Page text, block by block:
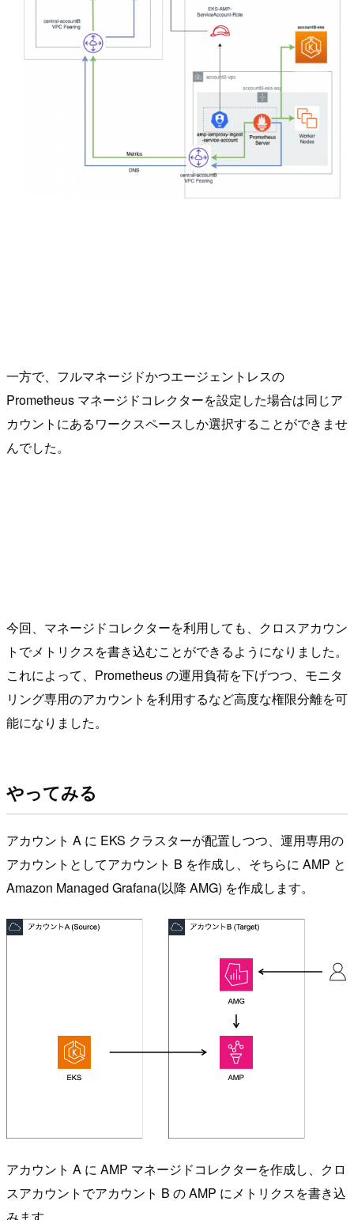
一方で、フルマネージドかつエージェントレスの
Prometheus マネージドコレクターを設定した場合は同じア
カウントにあるワークスペースしか選択することができませ
んでした。
今回、マネージドコレクターを利用しても、クロスアカウン
トでメトリクスを書き込むことができるようになりました。
これによって、Prometheus の運用負荷を下げつつ、モニタ
リング専用のアカウントを利用するなど高度な権限分離を可
能になりました。
やってみる
アカウント A に EKS クラスターが配置しつつ、運用専用の
アカウントとしてアカウント B を作成し、そちらに AMP と
Amazon Managed Grafana(以降 AMG) を作成します。
アカウント A に AMP マネージドコレクターを作成し、クロ
スアカウントでアカウント B の AMP にメトリクスを書き込